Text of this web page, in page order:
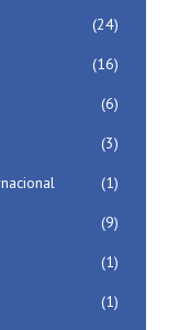
(24)
(16)
(6)
(3)
(1)
(9)
(1)
(1)